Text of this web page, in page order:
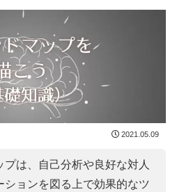
2021.05.09
プは、自己分析や良好な対人
ションを図る上で効果的なツ